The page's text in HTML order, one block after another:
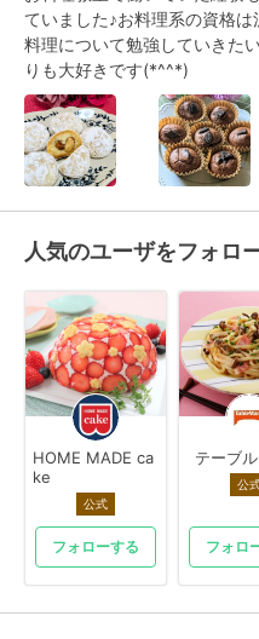
ていました♪お料理系の資格
料理について勉強していきた
りも大好きです(*^^*)
人気のユーザをフォロ
HOME MADE ca
ke
公式
フォローする
テーブ
公
フォロ